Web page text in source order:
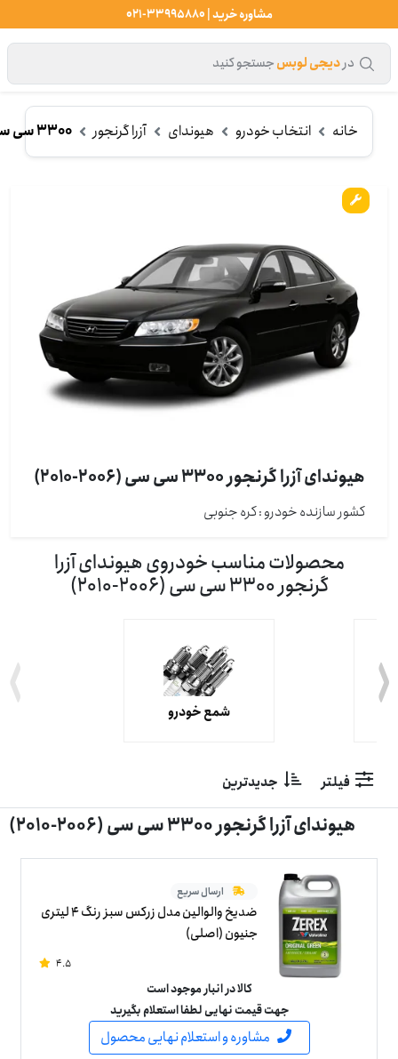
مشاوره خرید | 33995880-021
دردیجی لوبسجستجو کنید
خانه انتخاب خودرو هیوندای آزرا گرنجور 3300 سی سی (2006-2010)
هیوندای آزرا گرنجور 3300 سی سی (2006-2010)
کشور سازنده خودرو : كره جنوبی
محصولات مناسب خودروی هیوندای آزرا
گرنجور 3300 سی سی (2006-2010)
شمع خودرو
فیلتر جدیدترین
هیوندای آزرا گرنجور 3300 سی سی (2006-2010)
ارسال سریع
ضدیخ والوالین مدل زرکس سبز رنگ 4 لیتری
جنیون (اصلی)
4.5
کالا در انبار موجود است
جهت قیمت نهایی لطفا استعلام بگیرید
مشاوره و استعلام نهایی محصول